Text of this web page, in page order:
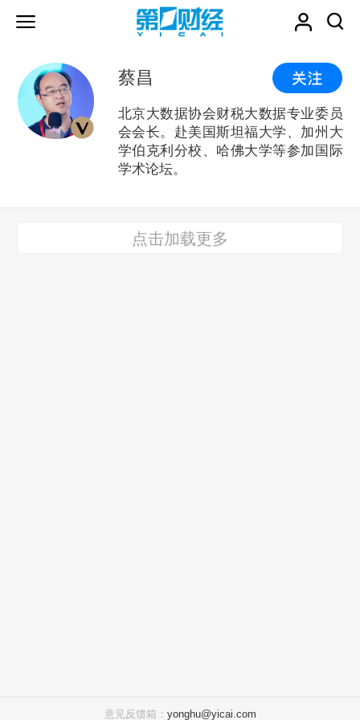
蔡昌
北京大数据协会财税大数据专业委员
会会长。赴美国斯坦福大学、加州大
学伯克利分校、哈佛大学等参加国际
学术论坛。
点击加载更多
意见反馈箱： yonghu@yicai.com